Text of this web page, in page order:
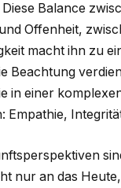
Balance
Offenheit,
macht ihn zu
Beachtung
in einer
Empathie,
nur an das